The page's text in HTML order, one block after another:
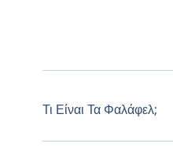
Τι Είναι Τα Φαλάφελ;